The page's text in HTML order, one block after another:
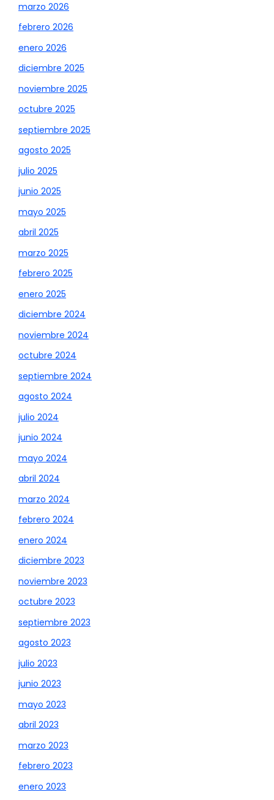
marzo 2026
febrero 2026
enero 2026
diciembre 2025
noviembre 2025
octubre 2025
septiembre 2025
agosto 2025
julio 2025
junio 2025
mayo 2025
abril 2025
marzo 2025
febrero 2025
enero 2025
diciembre 2024
noviembre 2024
octubre 2024
septiembre 2024
agosto 2024
julio 2024
junio 2024
mayo 2024
abril 2024
marzo 2024
febrero 2024
enero 2024
diciembre 2023
noviembre 2023
octubre 2023
septiembre 2023
agosto 2023
julio 2023
junio 2023
mayo 2023
abril 2023
marzo 2023
febrero 2023
enero 2023